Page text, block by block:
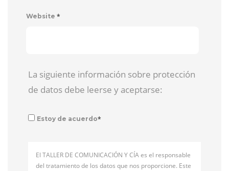
Website *
La siguiente información sobre protección
de datos debe leerse y aceptarse:
Estoy de acuerdo*
El TALLER DE COMUNICACIÓN Y CÍA es el responsable
del tratamiento de los datos que nos proporcione. Este